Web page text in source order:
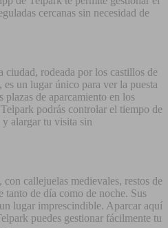
cercanas sin necesidad de
ciudad, rodeada por los castillos de
es un lugar único para ver la puesta
plazas de aparcamiento en los
podrás controlar el tiempo de
alargar tu visita sin
callejuelas medievales, restos de
tanto de día como de noche. Sus
lugar imprescindible. Aparcar aquí
puedes gestionar fácilmente tu